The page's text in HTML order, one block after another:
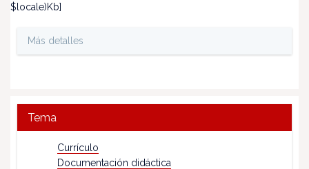
$locale)Kb]
Más detalles
Tema
Currículo
Documentación didáctica